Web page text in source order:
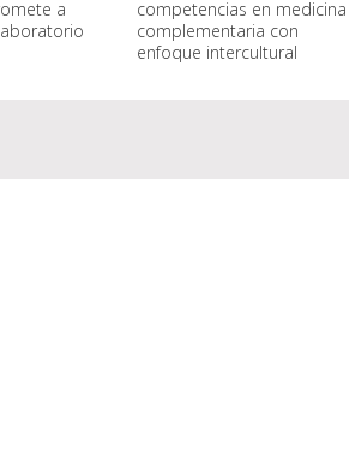
a
competencias en medicina
complementaria con
enfoque intercultural